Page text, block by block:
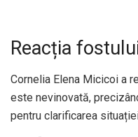
Reacția
Cornelia Elena Micicoi a
este nevinovată,
pentru clarificarea